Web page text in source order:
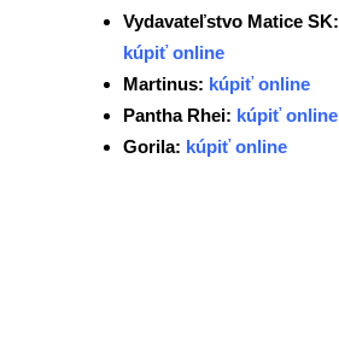
Vydavateľstvo Matice SK:
kúpiť online
Martinus: kúpiť online
Pantha Rhei: kúpiť online
Gorila: kúpiť online